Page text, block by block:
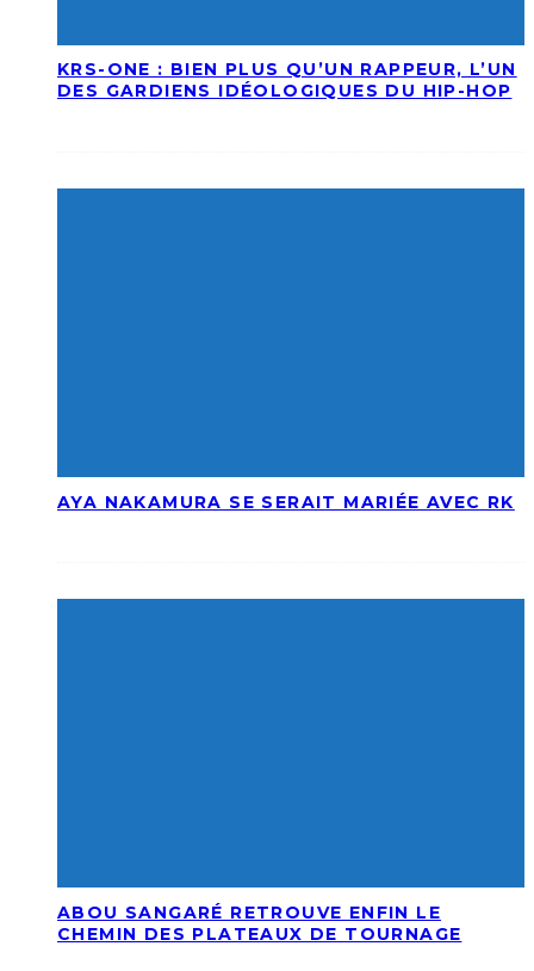
KRS-ONE : BIEN PLUS QU’UN RAPPEUR, L’UN
DES GARDIENS IDÉOLOGIQUES DU HIP-HOP
AYA NAKAMURA SE SERAIT MARIÉE AVEC RK
ABOU SANGARÉ RETROUVE ENFIN LE
CHEMIN DES PLATEAUX DE TOURNAGE